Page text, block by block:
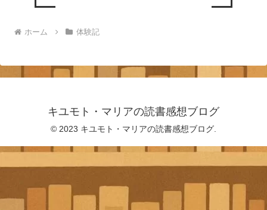
ホーム 体験記
キユモト・マリアの読書感想ブログ
© 2023 キユモト・マリアの読書感想ブログ.